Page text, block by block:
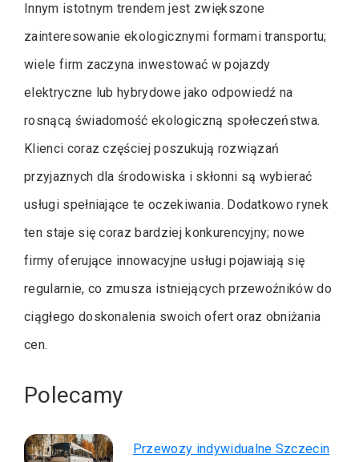
Innym istotnym trendem jest zwiększone
zainteresowanie ekologicznymi formami transportu;
wiele firm zaczyna inwestować w pojazdy
elektryczne lub hybrydowe jako odpowiedź na
rosnącą świadomość ekologiczną społeczeństwa.
Klienci coraz częściej poszukują rozwiązań
przyjaznych dla środowiska i skłonni są wybierać
usługi spełniające te oczekiwania. Dodatkowo rynek
ten staje się coraz bardziej konkurencyjny; nowe
firmy oferujące innowacyjne usługi pojawiają się
regularnie, co zmusza istniejących przewoźników do
ciągłego doskonalenia swoich ofert oraz obniżania
cen.
Polecamy
Przewozy indywidualne Szczecin